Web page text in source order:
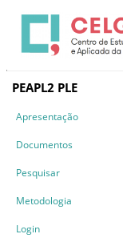
PEAPL2 PLE
Apresentação
Documentos
Pesquisar
Metodologia
Login